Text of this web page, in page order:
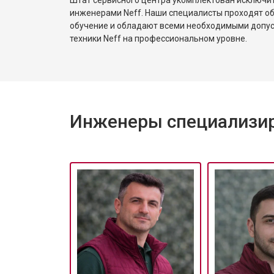
Ремонт/замена датчика
Ремонт электропроводки
Замена шнура питания
Корпусный ремонт (замена
Ремонт платы управления
инженерами Neff. Наши специалисты проходят
обучение и обладают всеми необходимыми
техники Neff на профессиональном уровне.
Инженеры